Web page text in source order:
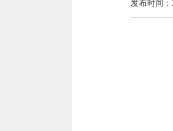
发布时间